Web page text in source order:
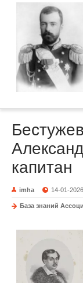
капитан
imha 14-01-
База знаний